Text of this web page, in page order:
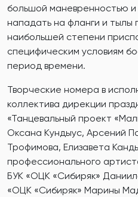
большой маневренностью
нападать на фланги и тылы
наибольшей степени
специфическим условиям
период времени.
Творческие номера в
коллектива дирекции
«Танцевальный проект
Оксана Кундыус, Арсений
Трофимова, Елизавета
профессионального
БУК «ОЦК «Сибиряк»
«ОЦК «Сибиряк» Марины